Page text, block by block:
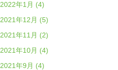
2022年1月 (4)
2021年12月 (5)
2021年11月 (2)
2021年10月 (4)
2021年9月 (4)